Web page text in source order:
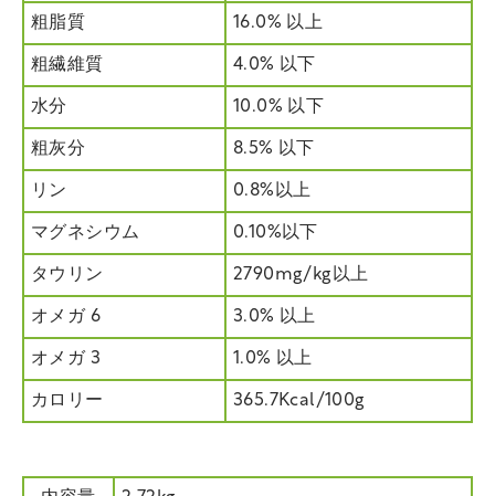
粗脂質 16.0% 以上
粗繊維質 4.0% 以下
水分 10.0% 以下
粗灰分 8.5% 以下
リン 0.8%以上
マグネシウム 0.10%以下
タウリン 2790mg/kg以上
オメガ 6 3.0% 以上
オメガ 3 1.0% 以上
カロリー 365.7Kcal/100g